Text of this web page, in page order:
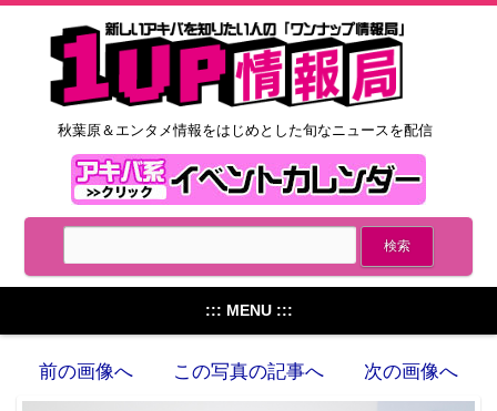
秋葉原＆エンタメ情報をはじめとした旬なニュースを配信
::: MENU :::
前の画像へ この写真の記事へ 次の画像へ